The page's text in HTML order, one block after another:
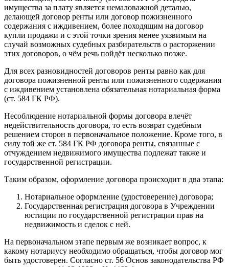
имущества за плату является немаловажной деталью,
делающей договор ренты или договор пожизненного
содержания с иждивением, более походящим на договор
купли продажи и с этой точки зрения менее уязвимым на
случай возможных судебных разбирательств о расторжении
этих договоров, о чём речь пойдёт несколько позже.
Для всех разновидностей договоров ренты равно как для
договора пожизненной ренты или пожизненного содержания
с иждивением установлена обязательная нотариальная форма
(ст. 584 ГК РФ).
Несоблюдение нотариальной формы договора влечёт
недействительность договора, то есть возврат судебным
решением сторон в первоначальное положение. Кроме того, в
силу той же ст. 584 ГК РФ договора ренты, связанные с
отчуждением недвижимого имущества подлежат также и
государственной регистрации.
Таким образом, оформление договора происходит в два этапа:
Нотариальное оформление (удостоверение) договора;
Государственная регистрация договора в Учреждении
юстиции по государственной регистрации прав на
недвижимость и сделок с ней.
На первоначальном этапе первым же возникает вопрос, к
какому нотариусу необходимо обращаться, чтобы договор мог
быть удостоверен. Согласно ст. 56 Основ законодательства РФ